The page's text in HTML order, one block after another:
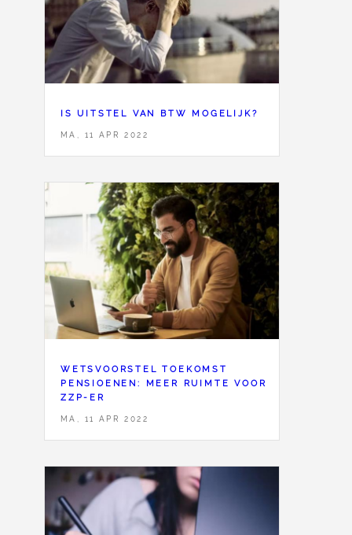
IS UITSTEL VAN BTW MOGELIJK?
MA, 11 APR 2022
WETSVOORSTEL TOEKOMST
PENSIOENEN: MEER RUIMTE VOOR
ZZP-ER
MA, 11 APR 2022